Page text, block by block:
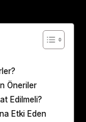
Öneriler
Edilmeli?
Etki Eden